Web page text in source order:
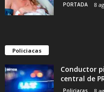
PORTADA 8
Policiacas
Conductor
central de
Policiacas